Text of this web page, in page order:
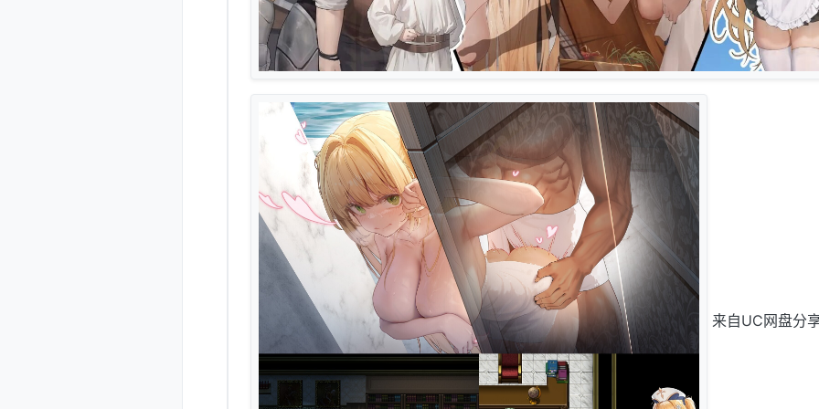
来自UC网盘分